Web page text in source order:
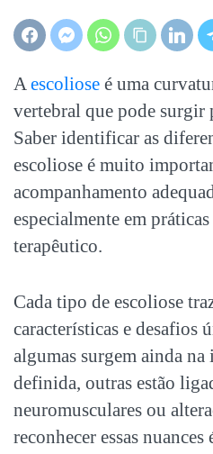
Aescoliose é uma
vertebral que pode surgir
Saber identificar as
escoliose é muito
acompanhamento
especialmente em
terapêutico.
Cada tipo de escoliose
características e desafios
algumas surgem ainda na
definida, outras estão
neuromusculares ou
reconhecer essas